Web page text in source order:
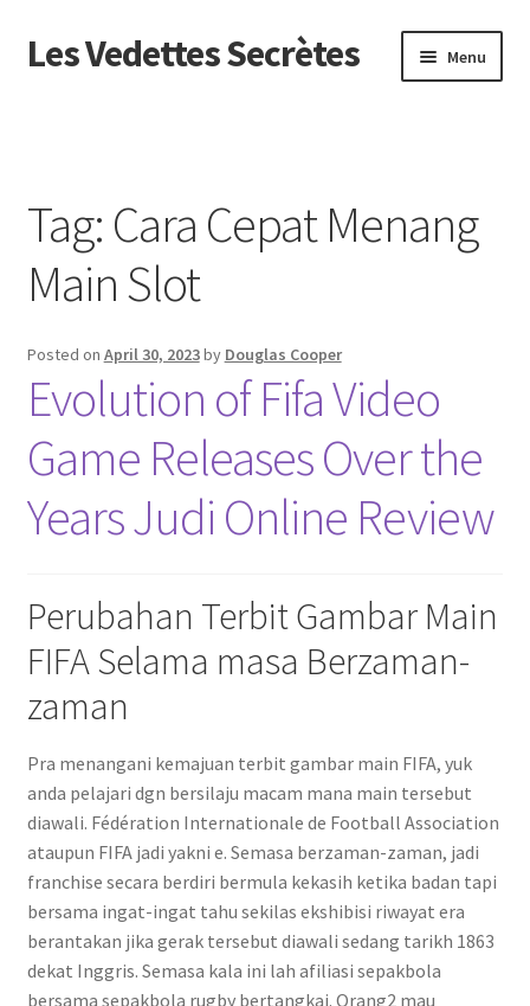
Skip
to
Skip
to
Les Vedettes Secrètes Menu
Contact us
Privacy Policy
Tag: Cara Cepat Menang
Main Slot
Posted on April 30, 2023by Douglas Cooper
Evolution of Fifa Video
Game Releases Over the
Years Judi Online Review
Perubahan Terbit Gambar Main
FIFA Selama masa Berzaman-
zaman
Pra menangani kemajuan terbit gambar main FIFA, yuk
anda pelajari dgn bersilaju macam mana main tersebut
diawali. Fédération Internationale de Football Association
ataupun FIFA jadi yakni e. Semasa berzaman-zaman, jadi
franchise secara berdiri bermula kekasih ketika badan tapi
bersama ingat-ingat tahu sekilas ekshibisi riwayat era
berantakan jika gerak tersebut diawali sedang tarikh 1863
dekat Inggris. Semasa kala ini lah afiliasi sepakbola
bersama sepakbola rugby bertangkai. Orang2 mau